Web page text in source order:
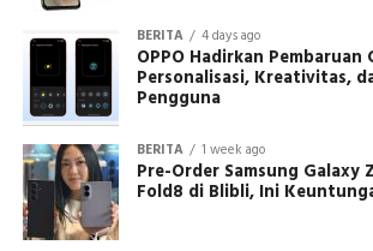
BERITA 4 days ago
OPPO Hadirkan Pembaruan
Personalisasi, Kreativitas,
Pengguna
BERITA 1 week ago
Pre-Order Samsung Galaxy
Fold8 di Blibli, Ini